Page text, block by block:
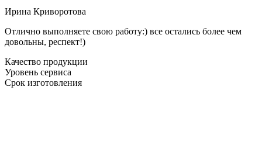
Ирина Криворотова
Отлично выполняете свою работу:) все остались более чем
довольны, респект!)
Качество продукции
Уровень сервиса
Срок изготовления